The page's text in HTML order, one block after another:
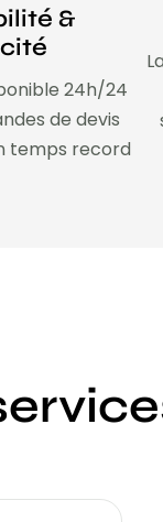
&
24h/24
de devis
temps record